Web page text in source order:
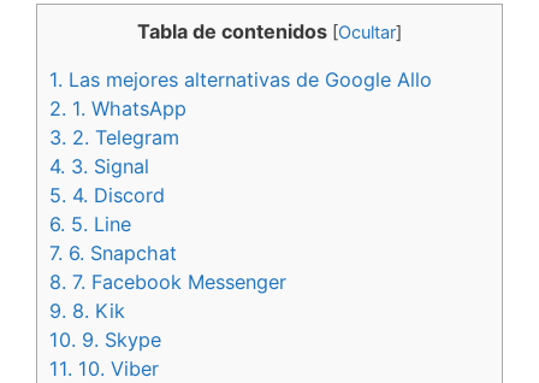
Tabla de contenidos [Ocultar]
1. Las mejores alternativas de Google Allo
2. 1. WhatsApp
3. 2. Telegram
4. 3. Signal
5. 4. Discord
6. 5. Line
7. 6. Snapchat
8. 7. Facebook Messenger
9. 8. Kik
10. 9. Skype
11. 10. Viber